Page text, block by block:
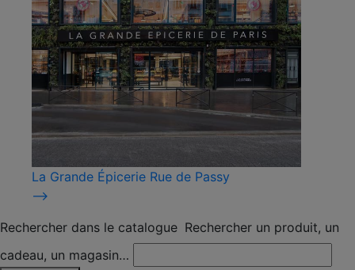
La Grande Épicerie Rue de Passy
⟶
Rechercher dans le catalogue Rechercher un produit, un
cadeau, un magasin…